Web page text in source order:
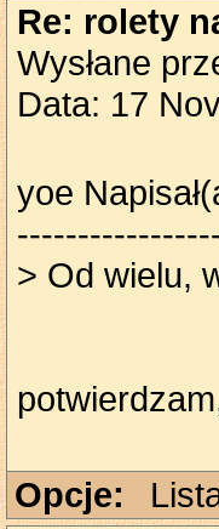
Re: rolety
Wysłane
Data: 17
yoe
> Od wielu,
Opcje: